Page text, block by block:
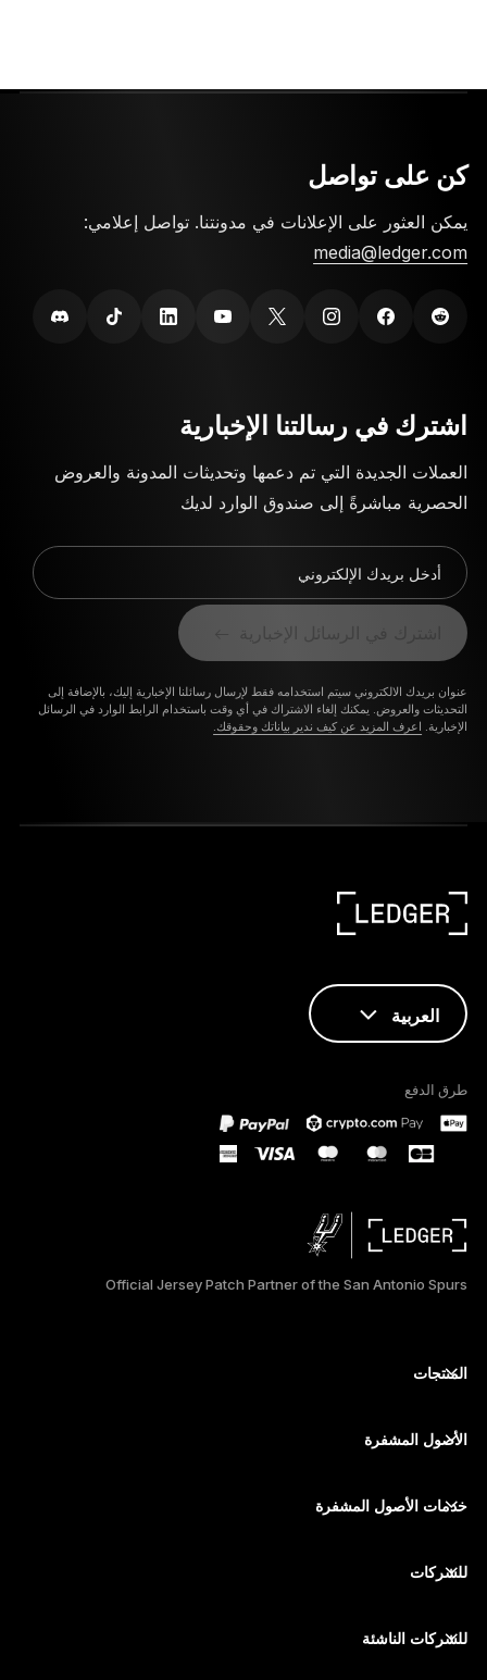
كن على تواصل
يمكن العثور على الإعلانات في مدونتنا. تواصل إعلامي:
media@ledger.com
اشترك في رسالتنا الإخبارية
العملات الجديدة التي تم دعمها وتحديثات المدونة والعروض
الحصرية مباشرةً إلى صندوق الوارد لديك
أدخل بريدك الإلكتروني
اشترك في الرسائل الإخبارية
عنوان بريدك الالكتروني سيتم استخدامه فقط لإرسال رسائلنا الإخبارية إليك، بالإضافة إلى
التحديثات والعروض. يمكنك إلغاء الاشتراك في أي وقت باستخدام الرابط الوارد في الرسائل
الإخبارية. اعرف المزيد عن كيف ندير بياناتك وحقوقك.
العربية
FRANÇAIS
TÜRKÇE
DEUTSCH
简体中文
طرق الدفع
Official Jersey Patch Partner of the San Antonio Spurs
المنتجات
محفظة أجهزة
Ledger Stax
Ledger Nano Classics
الحِزم
الأصول المشفرة
محفظة إيثريوم
محفظة Cardano
محفظة مونيرو
خدمات الأصول المشفرة
شراء الأصول المشفرة
مبادلة الأصول المشفرة
للشركات
للشركات الناشئة